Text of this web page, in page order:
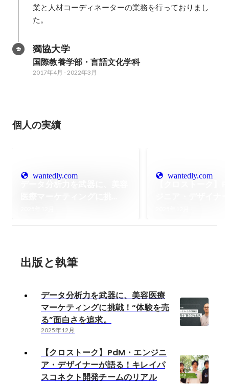
業と人材コーディネーターの業務を行っておりまし
た。
獨協大学
国際教養学部・言語文化学科
2017年4月 - 2022年3月
個人の実績
wantedly.com wantedly.com
出版と執筆
データ分析力を武器に、美容医療
マーケティングに挑戦！“体験を売
る”面白さを追求。
2025年12月
【クロストーク】PdM・エンジニ
ア・デザイナーが語る！キレイパ
スコネクト開発チームのリアル